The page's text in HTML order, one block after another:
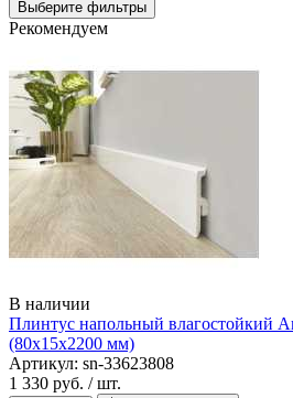
Выберите фильтры
Рекомендуем
В наличии
Плинтус напольный влагостойкий
(80х15х2200 мм)
Артикул: sn-33623808
1 330 руб. / шт.